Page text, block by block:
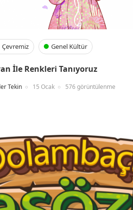
Çevremiz Genel Kültür
İle Renkleri Tanıyoruz
Tekin 15 Ocak 576 görüntülenme